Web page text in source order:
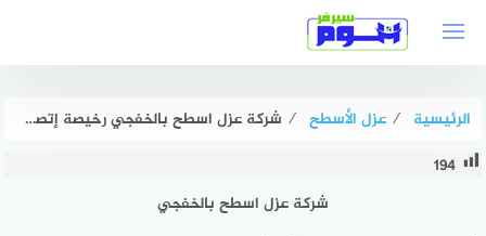
الرئيسية ⁄ عزل الأسطح ⁄ شركة عزل اسطح بالخفجي رخيصة إتصل بنا الآن : للايجار | هوم سيرفر
194
شركة عزل اسطح بالخفجي